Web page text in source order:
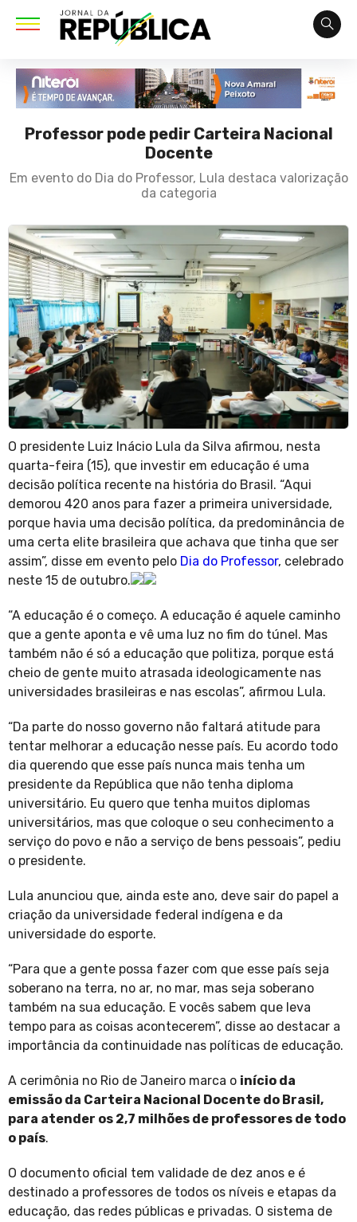
Professor pode pedir Carteira Nacional
Docente
Em evento do Dia do Professor, Lula destaca valorização
da categoria
O presidente Luiz Inácio Lula da Silva afirmou, nesta
quarta-feira (15), que investir em educação é uma
decisão política recente na história do Brasil. “Aqui
demorou 420 anos para fazer a primeira universidade,
porque havia uma decisão política, da predominância de
uma certa elite brasileira que achava que tinha que ser
assim”, disse em evento pelo Dia do Professor, celebrado
neste 15 de outubro.
“A educação é o começo. A educação é aquele caminho
que a gente aponta e vê uma luz no fim do túnel. Mas
também não é só a educação que politiza, porque está
cheio de gente muito atrasada ideologicamente nas
universidades brasileiras e nas escolas”, afirmou Lula.
“Da parte do nosso governo não faltará atitude para
tentar melhorar a educação nesse país. Eu acordo todo
dia querendo que esse país nunca mais tenha um
presidente da República que não tenha diploma
universitário. Eu quero que tenha muitos diplomas
universitários, mas que coloque o seu conhecimento a
serviço do povo e não a serviço de bens pessoais”, pediu
o presidente.
Lula anunciou que, ainda este ano, deve sair do papel a
criação da universidade federal indígena e da
universidade do esporte.
“Para que a gente possa fazer com que esse país seja
soberano na terra, no ar, no mar, mas seja soberano
também na sua educação. E vocês sabem que leva
tempo para as coisas acontecerem”, disse ao destacar a
importância da continuidade nas políticas de educação.
A cerimônia no Rio de Janeiro marca o início da
emissão da Carteira Nacional Docente do Brasil,
para atender os 2,7 milhões de professores de todo
o país.
O documento oficial tem validade de dez anos e é
destinado a professores de todos os níveis e etapas da
educação, das redes públicas e privadas. O sistema de